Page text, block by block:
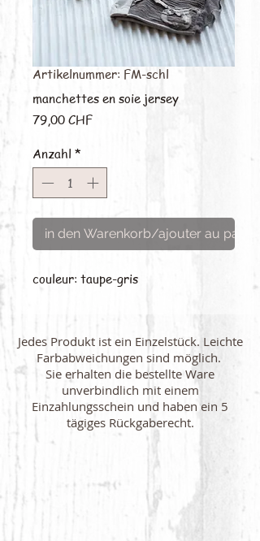
Artikelnummer: FM-schl
manchettes en soie jersey
79,00 CHFPreis
Anzahl *
in den Warenkorb/ajouter au panier
couleur: taupe-gris
Jedes Produkt ist ein Einzelstück. Leichte
Farbabweichungen sind möglich.
Sie erhalten die bestellte Ware
unverbindlich mit einem
Einzahlungsschein und haben ein 5
tägiges Rückgaberecht.